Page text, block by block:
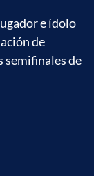
e ídolo
de
semifinales de